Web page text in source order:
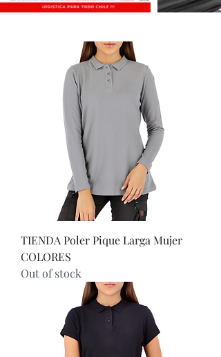
TIENDA Poler Pique Larga Mujer
COLORES
Out of stock